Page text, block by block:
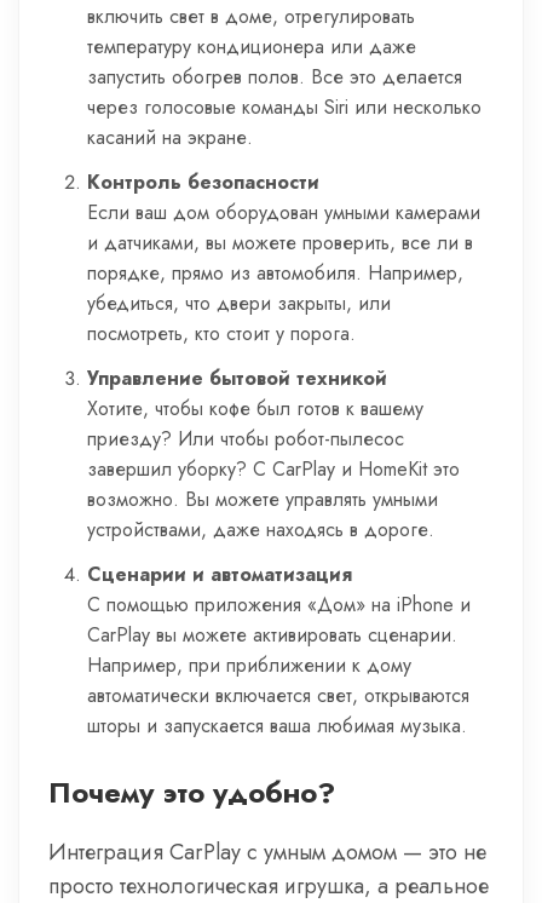
включить свет в доме, отрегулировать
температуру кондиционера или даже
запустить обогрев полов. Все это делается
через голосовые команды Siri или несколько
касаний на экране.
Контроль безопасности
Если ваш дом оборудован умными камерами
и датчиками, вы можете проверить, все ли в
порядке, прямо из автомобиля. Например,
убедиться, что двери закрыты, или
посмотреть, кто стоит у порога.
Управление бытовой техникой
Хотите, чтобы кофе был готов к вашему
приезду? Или чтобы робот-пылесос
завершил уборку? С CarPlay и HomeKit это
возможно. Вы можете управлять умными
устройствами, даже находясь в дороге.
Сценарии и автоматизация
С помощью приложения «Дом» на iPhone и
CarPlay вы можете активировать сценарии.
Например, при приближении к дому
автоматически включается свет, открываются
шторы и запускается ваша любимая музыка.
Почему это удобно?
Интеграция CarPlay с умным домом — это не
просто технологическая игрушка, а реальное